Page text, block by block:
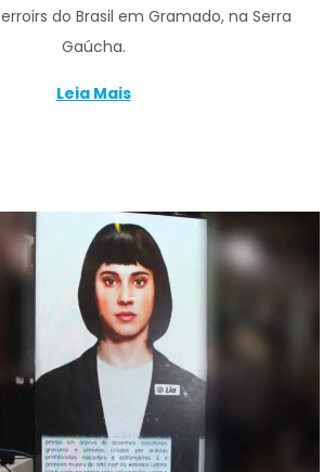
do Brasil em Gramado, na Serra
Gaúcha.
Leia Mais